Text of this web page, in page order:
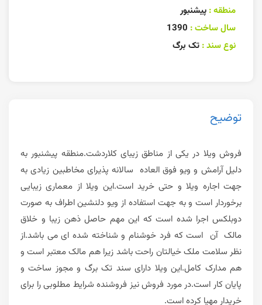
منطقه : پیشنبور
سال ساخت : 1390
نوع سند : تک برگ
توضیح
فروش ویلا در یکی از مناطق زیبای کلاردشت.منطقه پیشنبور به
دلیل آرامش و ویو فوق العاده سالانه پذیرای مخاطبین زیادی به
جهت اجاره ویلا و حتی خرید است.این ویلا از معماری زیبایی
برخوردار است و به جهت استفاده از ویو دلنشین اطراف به صورت
دوبلکس اجرا شده است که این مهم حاصل ذهن زیبا و خلاق
مالک آن است که فرد خوشنام و شناخته شده ای می باشد.از
نظر سلامت ملک خیالتان راحت باشد زیرا هم مالک معتبر است و
هم مدارک کامل.این ویلا دارای سند تک برگ و مجوز ساخت و
پایان کار است.در مورد فروش نیز فروشنده شرایط مطلوبی را برای
خریدار مهیا کرده است.